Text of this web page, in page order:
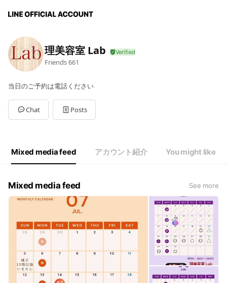
理美容室 Lab
Friends661
当日のご予約は電話ください
Chat Posts
Mixed media feed アカウント紹介 You might like
Mixed media feed See more